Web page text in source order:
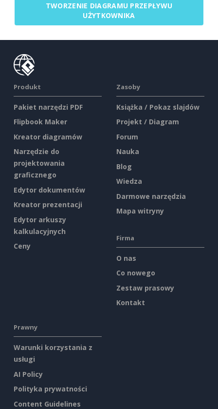
TWORZENIE DIAGRAMU PRZEPŁYWU
UŻYTKOWNIKA
Produkt
Pakiet narzędzi PDF
Flipbook Maker
Kreator diagramów
Narzędzie do
projektowania
graficznego
Edytor dokumentów
Kreator prezentacji
Edytor arkuszy
kalkulacyjnych
Ceny
Zasoby
Książka / Pokaz slajdów
Projekt / Diagram
Forum
Nauka
Blog
Wiedza
Darmowe narzędzia
Mapa witryny
Firma
O nas
Co nowego
Zestaw prasowy
Kontakt
Prawny
Warunki korzystania z
usługi
AI Policy
Polityka prywatności
Content Guidelines